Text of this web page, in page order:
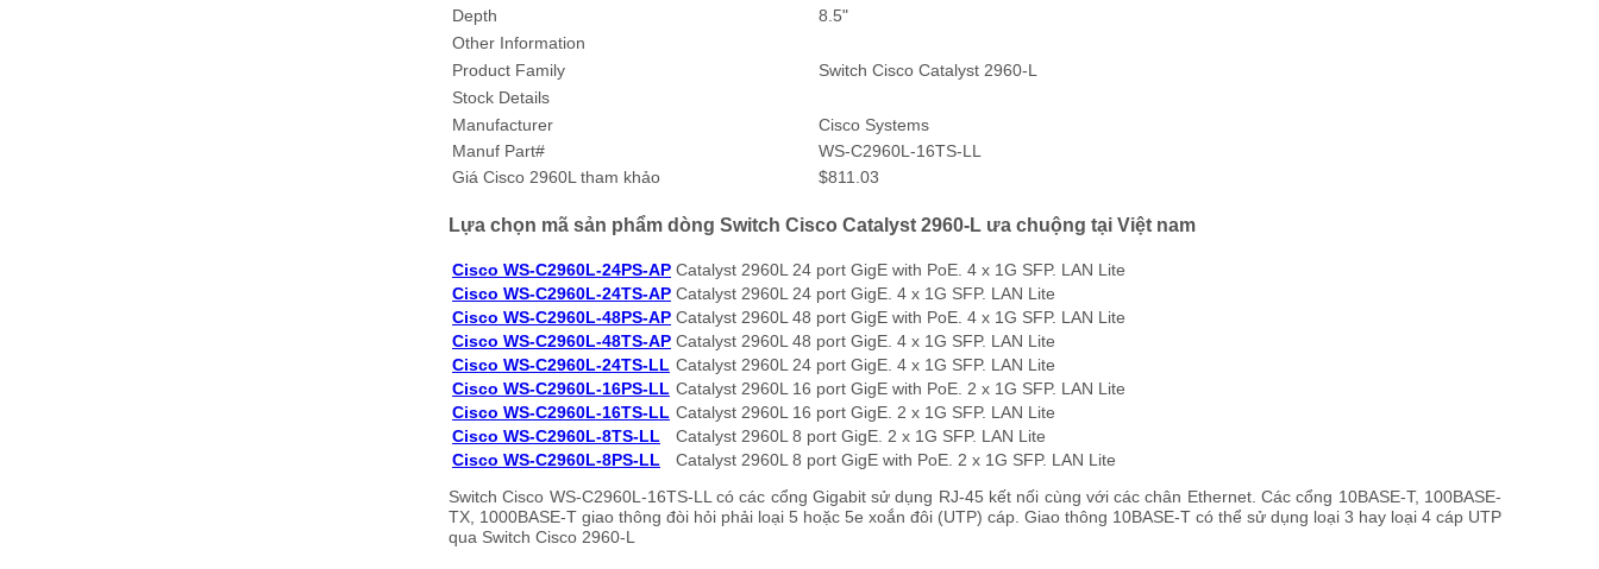
Depth
8.5"
Other Information
Product Family
Switch Cisco Catalyst 2960-L
Stock Details
Manufacturer
Cisco Systems
Manuf Part#
WS-C2960L-16TS-LL
Giá Cisco 2960L tham khảo
$811.03
Lựa chọn mã sản phẩm dòng Switch Cisco Catalyst 2960-L ưa chuộng tại Việt nam
Cisco WS-C2960L-24PS-AP Catalyst 2960L 24 port GigE with PoE. 4 x 1G SFP. LAN Lite
Cisco WS-C2960L-24TS-AP Catalyst 2960L 24 port GigE. 4 x 1G SFP. LAN Lite
Cisco WS-C2960L-48PS-AP Catalyst 2960L 48 port GigE with PoE. 4 x 1G SFP. LAN Lite
Cisco WS-C2960L-48TS-AP Catalyst 2960L 48 port GigE. 4 x 1G SFP. LAN Lite
Cisco WS-C2960L-24TS-LL Catalyst 2960L 24 port GigE. 4 x 1G SFP. LAN Lite
Cisco WS-C2960L-16PS-LL Catalyst 2960L 16 port GigE with PoE. 2 x 1G SFP. LAN Lite
Cisco WS-C2960L-16TS-LL Catalyst 2960L 16 port GigE. 2 x 1G SFP. LAN Lite
Cisco WS-C2960L-8TS-LL
Catalyst 2960L 8 port GigE. 2 x 1G SFP. LAN Lite
Cisco WS-C2960L-8PS-LL
Catalyst 2960L 8 port GigE with PoE. 2 x 1G SFP. LAN Lite
Switch Cisco WS-C2960L-16TS-LL có các cổng Gigabit sử dụng RJ-45 kết nối cùng với các chân Ethernet. Các cổng 10BASE-T, 100BASE-
TX, 1000BASE-T giao thông đòi hỏi phải loại 5 hoặc 5e xoắn đôi (UTP) cáp. Giao thông 10BASE-T có thể sử dụng loại 3 hay loại 4 cáp UTP
qua Switch Cisco 2960-L